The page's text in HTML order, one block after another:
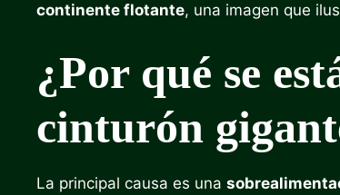
continente flotante, una imagen que
¿Por qué se
cinturón
La principal causa es una